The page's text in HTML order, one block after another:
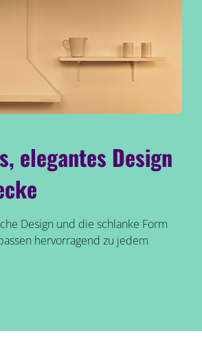
elegantes Design
Design und die schlanke Form
hervorragend zu jedem